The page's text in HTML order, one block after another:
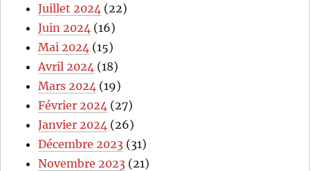
Juillet 2024 (22)
Juin 2024 (16)
Mai 2024 (15)
Avril 2024 (18)
Mars 2024 (19)
Février 2024 (27)
Janvier 2024 (26)
Décembre 2023 (31)
Novembre 2023 (21)